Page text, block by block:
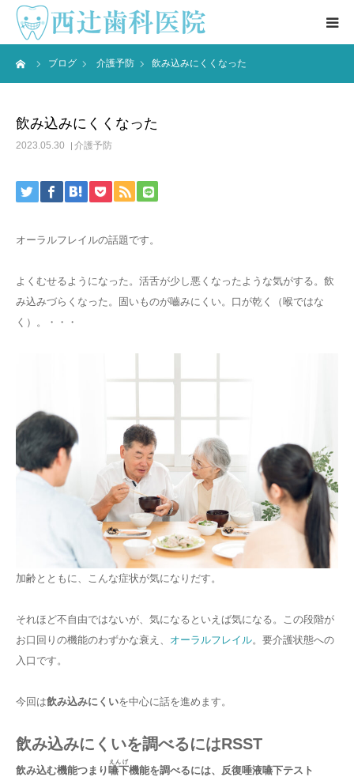
ブログ 介護予防 飲み込みにくくなった
飲み込みにくくなった
2023.05.30 介護予防
オーラルフレイルの話題です。
よくむせるようになった。活舌が少し悪くなったような気がする。飲
み込みづらくなった。固いものが嚙みにくい。口が乾く（喉ではな
く）。・・・
加齢とともに、こんな症状が気になりだす。
それほど不自由ではないが、気になるといえば気になる。この段階が
お口回りの機能のわずかな衰え、 オーラルフレイル。要介護状態への
入口です。
今回は飲み込みにくいを中心に話を進めます。
飲み込みにくいを調べるにはRSST
飲み込む機能つまり嚥下
えんげ
機能を調べるには、反復唾液嚥下テスト
医院情報 ▼
患者様の声
アクセス